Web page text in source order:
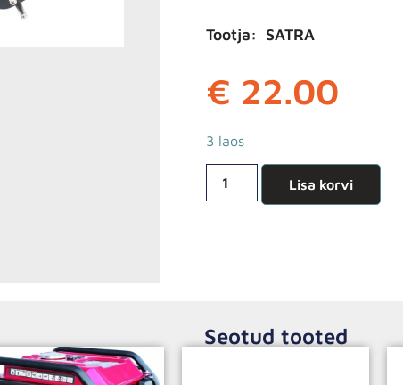
Tootja: SATRA
€ 22.00
3 laos
Lisa korvi
Seotud tooted